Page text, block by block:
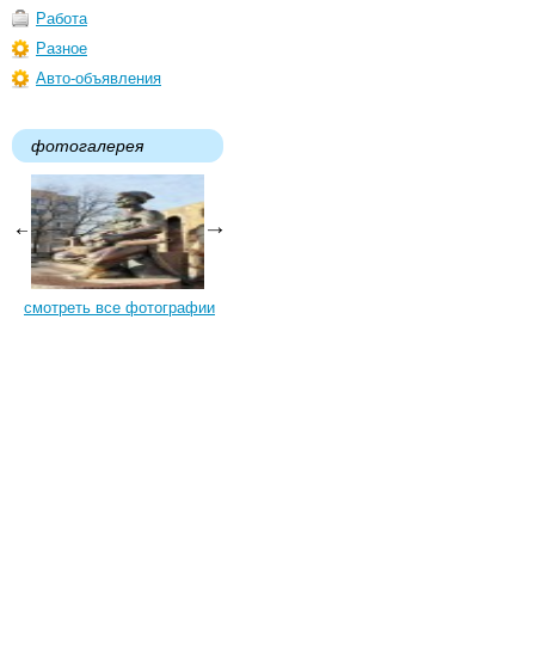
Работа
Разное
Авто-объявления
фотогалерея
смотреть все фотографии